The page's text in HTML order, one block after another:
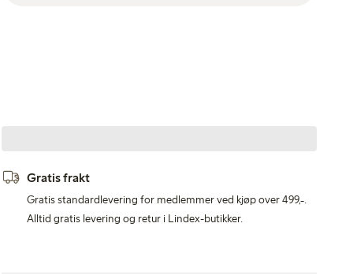
Gratis frakt
Gratis standardlevering for medlemmer ved kjøp over 499,-.
Alltid gratis levering og retur i Lindex-butikker.